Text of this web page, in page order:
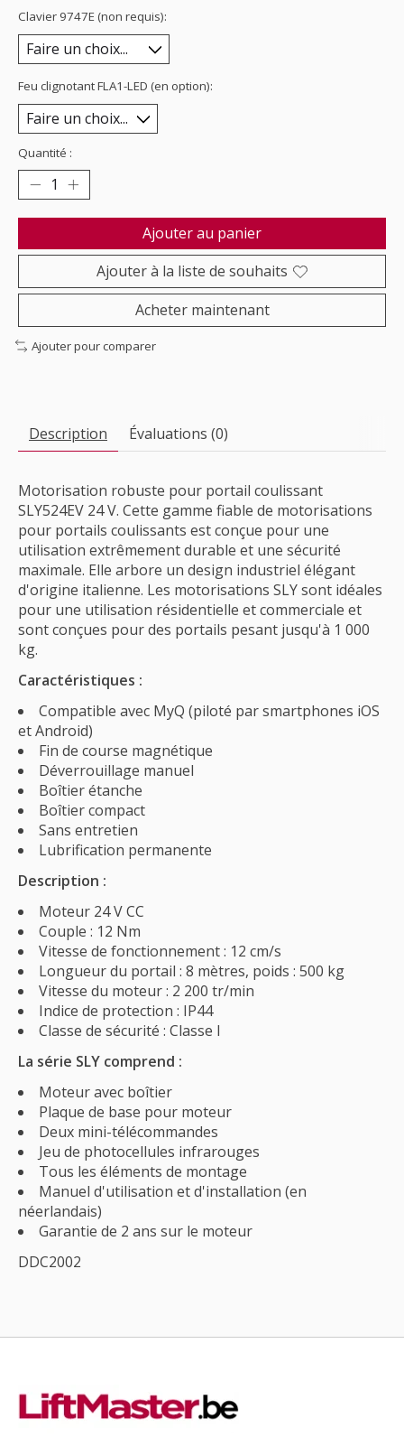
Clavier 9747E (non requis):
Feu clignotant FLA1-LED (en option):
Quantité :
Ajouter au panier
Ajouter à la liste de souhaits
Acheter maintenant
Ajouter pour comparer
Description Évaluations (0)
Motorisation robuste pour portail coulissant
SLY524EV 24 V. Cette gamme fiable de motorisations
pour portails coulissants est conçue pour une
utilisation extrêmement durable et une sécurité
maximale. Elle arbore un design industriel élégant
d'origine italienne. Les motorisations SLY sont idéales
pour une utilisation résidentielle et commerciale et
sont conçues pour des portails pesant jusqu'à 1 000
kg.
Caractéristiques :
Compatible avec MyQ (piloté par smartphones iOS
et Android)
Fin de course magnétique
Déverrouillage manuel
Boîtier étanche
Boîtier compact
Sans entretien
Lubrification permanente
Description :
Moteur 24 V CC
Couple : 12 Nm
Vitesse de fonctionnement : 12 cm/s
Longueur du portail : 8 mètres, poids : 500 kg
Vitesse du moteur : 2 200 tr/min
Indice de protection : IP44
Classe de sécurité : Classe I
La série SLY comprend :
Moteur avec boîtier
Plaque de base pour moteur
Deux mini-télécommandes
Jeu de photocellules infrarouges
Tous les éléments de montage
Manuel d'utilisation et d'installation (en
néerlandais)
Garantie de 2 ans sur le moteur
DDC2002